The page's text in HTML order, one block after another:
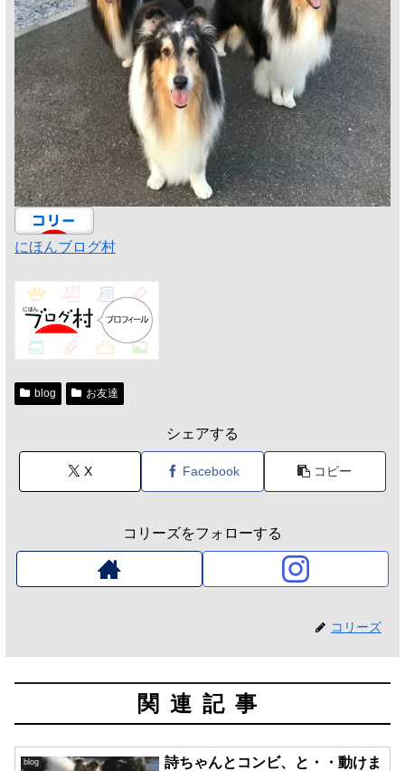
にほんブログ村
blog お友達
シェアする
X Facebook コピー
コリーズをフォローする
コリーズ
関連記事
blog
詩ちゃんとコンビ、と・・動けま